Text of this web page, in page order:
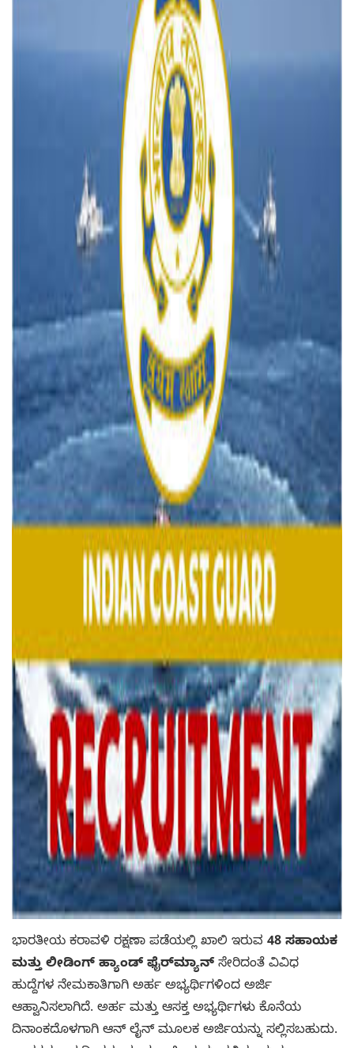
ಭಾರತೀಯ ಕರಾವಳಿ ರಕ್ಷಣಾ ಪಡೆಯಲ್ಲಿ ಖಾಲಿ ಇರುವ 48 ಸಹಾಯಕ
ಮತ್ತು ಲೀಡಿಂಗ್ ಹ್ಯಾಂಡ್ ಫೈರ್‌ಮ್ಯಾನ್ ಸೇರಿದಂತೆ ವಿವಿಧ
ಹುದ್ದೆಗಳ ನೇಮಕಾತಿಗಾಗಿ ಅರ್ಹ ಅಭ್ಯರ್ಥಿಗಳಿಂದ ಅರ್ಜಿ
ಆಹ್ವಾನಿಸಲಾಗಿದೆ. ಅರ್ಹ ಮತ್ತು ಆಸಕ್ತ ಅಭ್ಯರ್ಥಿಗಳು ಕೊನೆಯ
ದಿನಾಂಕದೊಳಗಾಗಿ ಆನ್ ಲೈನ್ ಮೂಲಕ ಅರ್ಜಿಯನ್ನು ಸಲ್ಲಿಸಬಹುದು.